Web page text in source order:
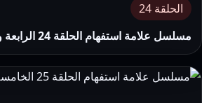
الحلقة 24
مسلسل علامة استفهام الحلقة 24 الرابعة والعشرون HD